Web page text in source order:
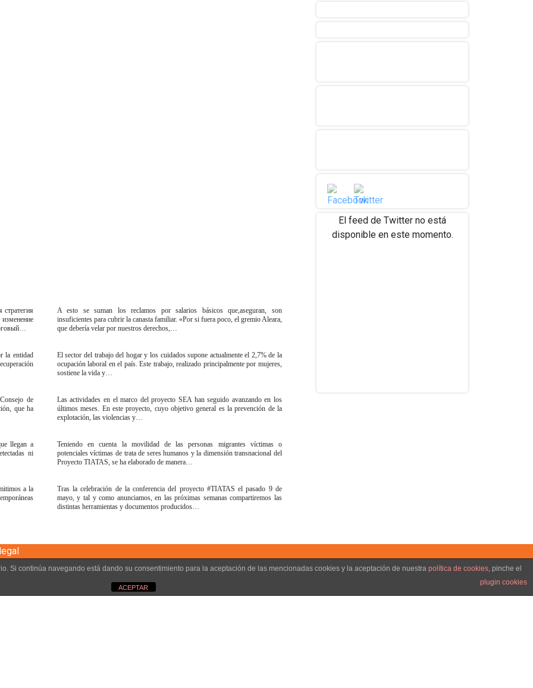
стратегия
A esto se suman los reclamos por salarios básicos que,aseguran, son
insuficientes para cubrir la canasta familiar. «Por si fuera poco, el gremio Aleara,
que debería velar por nuestros derechos,…
la entidad
El sector del trabajo del hogar y los cuidados supone actualmente el 2,7% de la
ocupación laboral en el país. Este trabajo, realizado principalmente por mujeres,
sostiene la vida y…
de
que ha
Las actividades en el marco del proyecto SEA han seguido avanzando en los
últimos meses. En este proyecto, cuyo objetivo general es la prevención de la
explotación, las violencias y…
llegan a
ni
Teniendo en cuenta la movilidad de las personas migrantes víctimas o
potenciales víctimas de trata de seres humanos y la dimensión transnacional del
Proyecto TIATAS, se ha elaborado de manera…
a la
Tras la celebración de la conferencia del proyecto #TIATAS el pasado 9 de
mayo, y tal y como anunciamos, en las próximas semanas compartiremos las
distintas herramientas y documentos producidos…
El feed de Twitter no está
disponible en este momento.
Si continúa navegando está dando su consentimiento para la aceptación de las mencionadas cookies y la aceptación de nuestra política de cookies, pinche el
plugin cookies
ACEPTAR